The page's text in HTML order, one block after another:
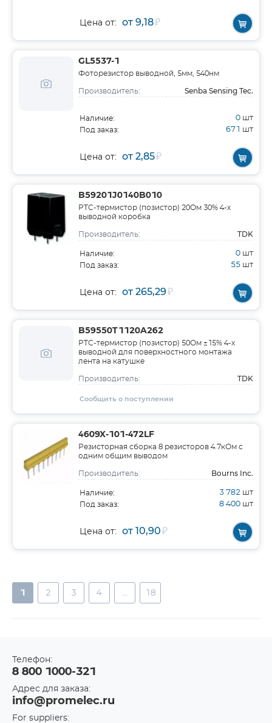
Цена от: от 9,18₽
GL5537-1
Фоторезистор выводной, 5мм, 540нм
Производитель: Senba Sensing Tec.
Наличие: 0 шт
Под заказ: 671 шт
Цена от: от 2,85₽
B59201J0140B010
PTC-термистор (позистоp) 20Ом 30% 4-х
выводной коробка
Производитель: TDK
Наличие: 0 шт
Под заказ: 55 шт
Цена от: от 265,29₽
B59550T1120A262
PTC-термистор (позистоp) 50Ом ±15% 4-х
выводной для поверхностного монтажа
лента на катушке
Производитель: TDK
Сообщить о поступлении
4609X-101-472LF
Резисторная сборка 8 резисторов 4.7кОм с
одним общим выводом
Производитель: Bourns Inc.
Наличие: 3 782 шт
Под заказ: 8 400 шт
Цена от: от 10,90₽
1 2 3 4 ... 18
Телефон:
8 800 1000-321
Адрес для заказа:
info@promelec.ru
For suppliers: